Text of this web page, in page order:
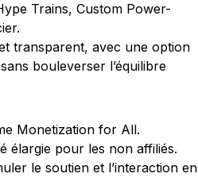
Trains, Custom Power-
transparent, avec une option
bouleverser l’équilibre
Monetization for All.
élargie pour les non affiliés.
le soutien et l’interaction en